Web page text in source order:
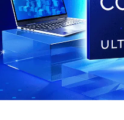
A
L
U
)